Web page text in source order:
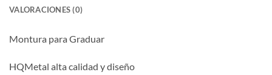
VALORACIONES (0)
Montura para Graduar
HQMetal alta calidad y diseño